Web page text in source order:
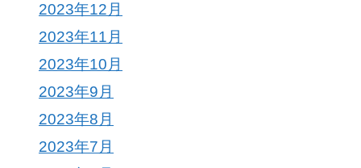
2023年12月
2023年11月
2023年10月
2023年9月
2023年8月
2023年7月